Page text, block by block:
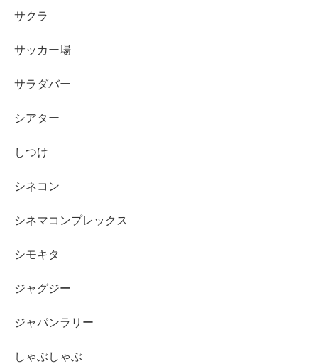
サクラ
サッカー場
サラダバー
シアター
しつけ
シネコン
シネマコンプレックス
シモキタ
ジャグジー
ジャパンラリー
しゃぶしゃぶ